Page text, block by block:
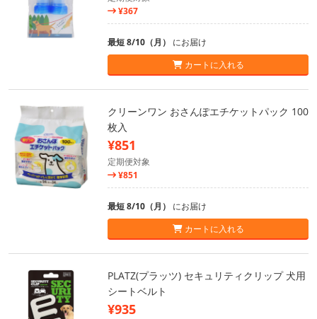
¥367
最短 8/10（月） にお届け
カートに入れる
クリーンワン おさんぽエチケットパック 100
枚入
¥851
定期便対象
¥851
最短 8/10（月） にお届け
カートに入れる
PLATZ(プラッツ) セキュリティクリップ 犬用
シートベルト
¥935